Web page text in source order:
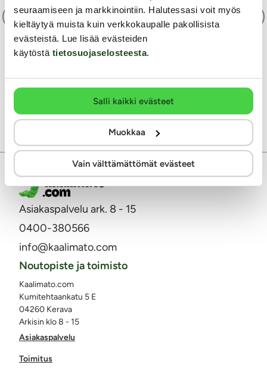
seuraamiseen ja markkinointiin. Halutessasi voit myös
kieltäytyä muista kuin verkkokaupalle pakollisista
evästeistä. Lue lisää evästeiden
käytöstä tietosuojaselosteesta.
Salli kaikki evästeet
Muokkaa
Vain välttämättömät evästeet
Edellinen 49 / 85 Seuraava
Asiakaspalvelu ark. 8 - 15
0400-380566
info@kaalimato.com
Asiakaspalvelu
Toimitus
Noutopiste ja toimisto
Kaalimato.com
Kumitehtaankatu 5 E
04260 Kerava
Arkisin klo 8 - 15